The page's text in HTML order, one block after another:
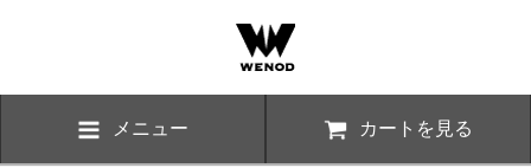
メニュー カートを見る